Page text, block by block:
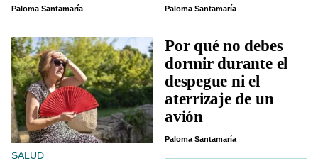
Paloma Santamaría Paloma Santamaría
SALUD
Por qué no debes
dormir durante el
despegue ni el
aterrizaje de un
avión
Paloma Santamaría